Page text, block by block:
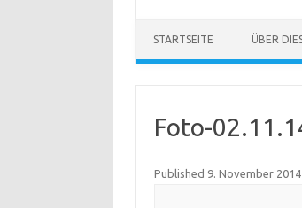
STARTSEITE ÜBER
Foto-
Published 9. November 2014